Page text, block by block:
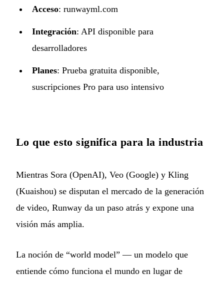
Acceso: runwayml.com
Integración: API disponible para
desarrolladores
Planes: Prueba gratuita disponible,
suscripciones Pro para uso intensivo
Lo que esto significa para la industria
Mientras Sora (OpenAI), Veo (Google) y Kling
(Kuaishou) se disputan el mercado de la generación
de video, Runway da un paso atrás y expone una
visión más amplia.
La noción de “world model” — un modelo que
entiende cómo funciona el mundo en lugar de